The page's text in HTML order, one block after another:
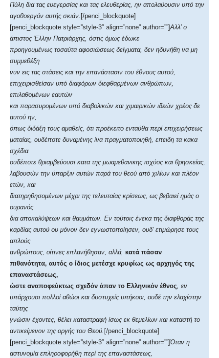
Πύλη δια τας ευεγερσίας και τας ελευθερίας, ην απολαύουσιν υπό την
αγοθοεργόν αυτής σκιάν. [/penci_blockquote]
[penci_blockquote style=”style-3″ align=”none” author=””]Αλλ’ ο
άπιστος Έλλην Πατριάρχης, όστις όμως έδωκε
προηγουμένως τοσαύτα αφοσιώσεως δείγματα, δεν ηδυνήθη να μη
συμμεθέξη
νυν εις τας στάσεις και την επανάστασιν του έθνους αυτού,
επιχειρισθείσαν υπό διαφόρων διεφθαρμένων ανθρώπων,
επιλαθομένων εαυτών
και παρασυρομένων υπό διαβολικών και χιμαιρικών ιδεών χρέος δε
αυτού ην,
όπως διδάξη τους αμαθείς, ότι προέκειτο ενταύθα περί επιχειρήσεως
ματαίας, ουδέποτε δυναμένης ίνα πραγματοποιηθή, επειδη τα κακα
σχέδια
ουδέποτε θριαμβεύουσι κατα της μωαμεθανικης ισχύος και θρησκείας,
λαβουσών την ύπαρξιν αυτών παρά του θεού από χιλίων και πλέον
ετών, και
διατηρηθησομένων μέχρι της τελευταίας κρίσεως, ως βεβαιεί ημάς ο
ουρανός
δια αποκαλύψεων και θαυμάτων. Εν τούτοις ένεκα της διαφθοράς της
καρδίας αυτού ου μόνον δεν εγνωστοποίησεν, ουδ’ ετιμώρησε τους
απλούς
ανθρώπους, οίτινες επλανήθησαν, αλλά, κατά πάσαν
πιθανότητα, αυτός ο ίδιος μετέσχε κρυφίως ως αρχηγός της
επαναστάσεως,
ώστε αναποφεύκτως σχεδόν άπαν το Ελληνικόν έθνος, εν
υπάρχουσι πολλοί αθώοι και δυστυχείς υπήκοοι, ουδέ την ελαχίστην
ταύτης
γνώσιν έχοντες, θέλει καταστραφή ίσως εκ θεμελίων και καταστή το
αντικείμενον της οργής του Θεού. [/penci_blockquote]
[penci_blockquote style=”style-3″ align=”none” author=””]Όταν η
αστυνομία επληροφορήθη περί της επαναστάσεως,